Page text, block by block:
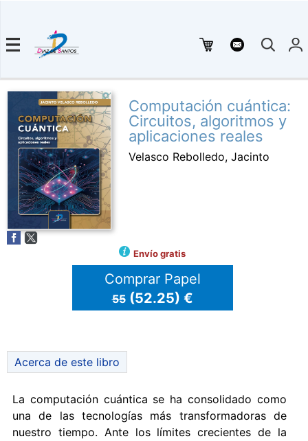
Computación cuántica:
Circuitos, algoritmos y
aplicaciones reales
Velasco Rebolledo, Jacinto
Envío gratis
Comprar Papel
55(52.25) €
Acerca de este libro
La computación cuántica se ha consolidado como
una de las tecnologías más transformadoras de
nuestro tiempo. Ante los límites crecientes de la